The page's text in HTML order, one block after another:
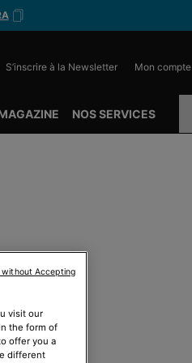
S’inscrire à la Newsletter Mon compte
NOS SERVICES
visit our
the form of
offer you a
different
without Accepting